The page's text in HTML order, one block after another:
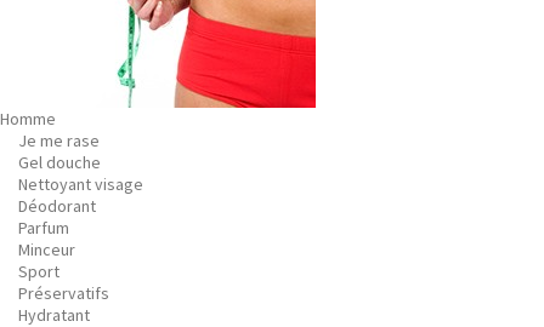
Homme
Je me rase
Gel douche
Nettoyant visage
Déodorant
Parfum
Minceur
Sport
Préservatifs
Hydratant